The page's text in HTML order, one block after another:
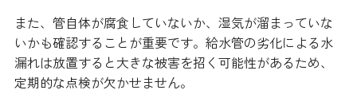
また、管自体が腐食していないか、湿気が溜まっていな
いかも確認することが重要です。給水管の劣化による水
漏れは放置すると大きな被害を招く可能性があるため、
定期的な点検が欠かせません。